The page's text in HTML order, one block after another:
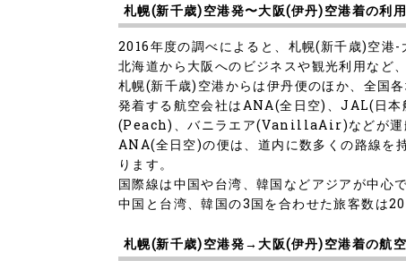
札幌(新千歳)空港発〜大阪(伊丹)空港着の利
2016年度の調べによると、札幌(新千歳)空港
北海道から大阪へのビジネスや観光利用など
札幌(新千歳)空港からは伊丹便のほか、全国
発着する航空会社はANA(全日空)、JAL(日
(Peach)、バニラエア(VanillaAir)などが運
ANA(全日空)の便は、道内に数多くの路線を
ります。
国際線は中国や台湾、韓国などアジアが中心
中国と台湾、韓国の3国を合わせた旅客数は
札幌(新千歳)空港発→大阪(伊丹)空港着の航